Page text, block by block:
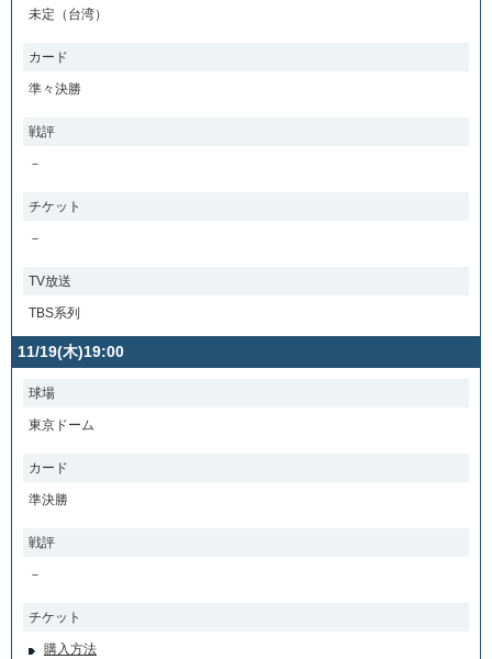
未定（台湾）
カード
準々決勝
戦評
－
チケット
－
TV放送
TBS系列
11/19(木)19:00
球場
東京ドーム
カード
準決勝
戦評
－
チケット
購入方法